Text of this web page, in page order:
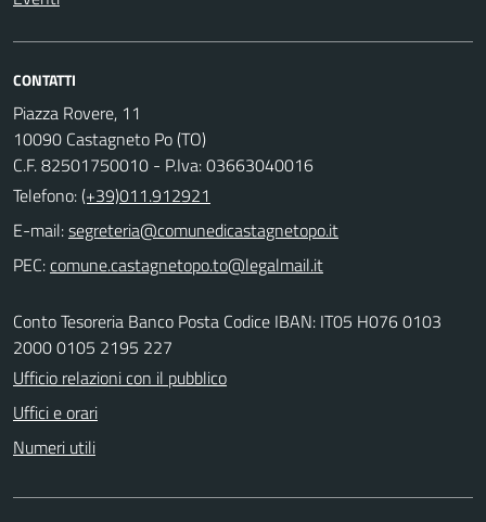
CONTATTI
Piazza Rovere, 11
10090 Castagneto Po (TO)
C.F. 82501750010 - P.Iva: 03663040016
Telefono:(+39)011.912921
E-mail:
PEC:
Conto Tesoreria Banco Posta Codice IBAN: IT05 H076 0103
2000 0105 2195 227
Ufficio relazioni con il pubblico
Uffici e orari
Numeri utili